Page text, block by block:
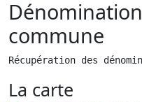
commune
Récupération des
La carte